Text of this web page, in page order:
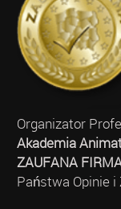
Organizator
Akademia
ZAUFANA
Państwa Opinie i